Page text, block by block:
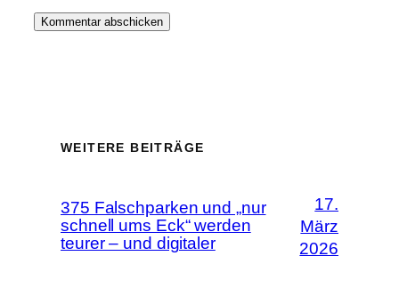
WEITERE BEITRÄGE
375 Falschparken und „nur
schnell ums Eck“ werden
teurer – und digitaler
17.
März
2026